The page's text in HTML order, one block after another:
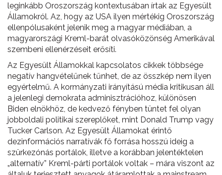
leginkább Oroszország kontextusában írtak az Egyesült
Államokról. Az, hogy az USA ilyen mértékig Oroszország
ellenpólusaként jelenik meg a magyar médiában, a
magyarországi Kreml-barát olvasóközönség Amerikával
szembeni ellenérzéseit erősíti.
Az Egyesült Államokkal kapcsolatos cikkek többsége
negatív hangvételűnek tűnhet, de az összkép nem ilyen
egyértelmű. A kormányzati irányítású média kritikusan áll
a jelenlegi demokrata adminisztrációhoz, különösen
Biden elnökhöz, de kedvező fényben tüntet fel olyan
jobboldali politikai szereplőket, mint Donald Trump vagy
Tucker Carlson. Az Egyesült Államokat érintő
dezinformációs narratívák fő forrása hosszú ideig a
szürkezónás portálok, illetve a korábban jelentéktelen
„alternatív” Kreml-párti portálok voltak – mára viszont az